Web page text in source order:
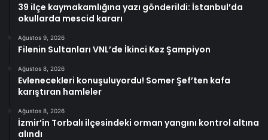
39 ilçe kaymakamlığına yazı gönderildi: İstanbul’da
okullarda mescid kararı
Ağustos 9, 2026
Filenin Sultanları VNL’de İkinci Kez Şampiyon
Ağustos 8, 2026
Evlenecekleri konuşuluyordu! Somer Şef’ten kafa
karıştıran hamleler
Ağustos 8, 2026
İzmir’in Torbalı ilçesindeki orman yangını kontrol altına
alındı